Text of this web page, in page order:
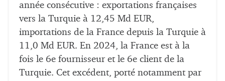
année consécutive : exportations françaises
vers la Turquie à 12,45 Md EUR,
importations de la France depuis la Turquie à
11,0 Md EUR. En 2024, la France est à la
fois le 6e fournisseur et le 6e client de la
Turquie. Cet excédent, porté notamment par